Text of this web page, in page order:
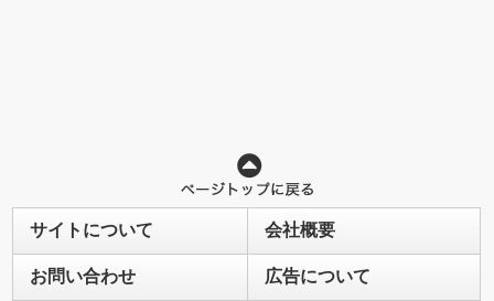
サイトについて 会社概要
お問い合わせ 広告について